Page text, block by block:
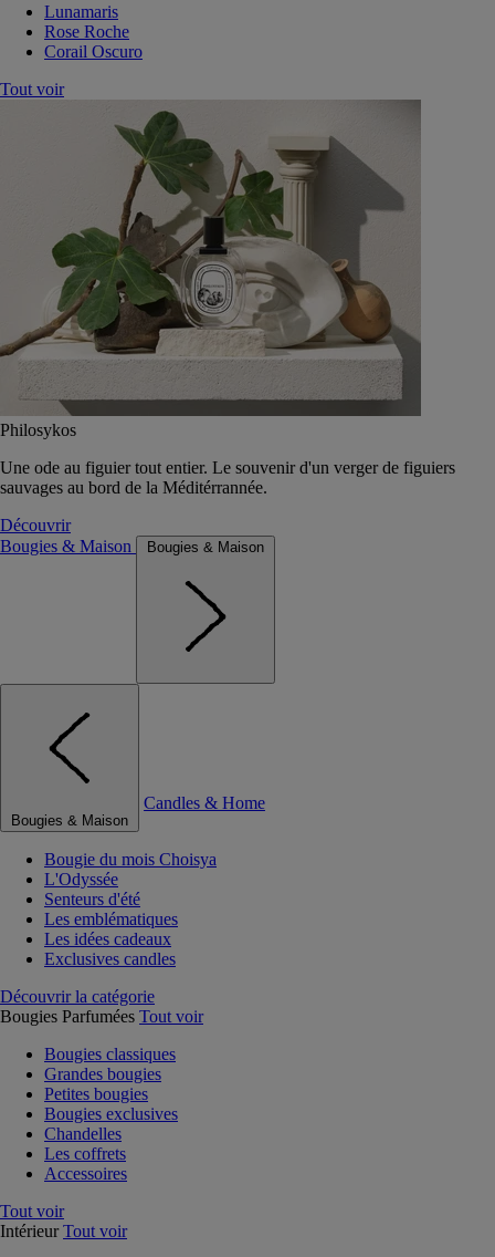
Lunamaris
Rose Roche
Corail Oscuro
Tout voir
Philosykos
Une ode au figuier tout entier. Le souvenir d'un verger de figuiers
sauvages au bord de la Méditérrannée.
Découvrir
Bougies & Maison
Bougies & Maison
Bougies & Maison
Candles & Home
Bougie du mois Choisya
L'Odyssée
Senteurs d'été
Les emblématiques
Les idées cadeaux
Exclusives candles
Découvrir la catégorie
Bougies Parfumées Tout voir
Bougies classiques
Grandes bougies
Petites bougies
Bougies exclusives
Chandelles
Les coffrets
Accessoires
Tout voir
Intérieur Tout voir